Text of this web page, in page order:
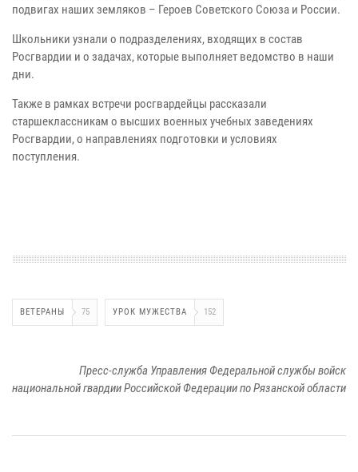
подвигах наших земляков – Героев Советского Союза и России.
Школьники узнали о подразделениях, входящих в состав
Росгвардии и о задачах, которые выполняет ведомство в наши
дни.
Также в рамках встречи росгвардейцы рассказали
старшеклассникам о высших военных учебных заведениях
Росгвардии, о направлениях подготовки и условиях
поступления.
ВЕТЕРАНЫ 75 УРОК МУЖЕСТВА 152
Пресс-служба Управления Федеральной службы войск
национальной гвардии Российской Федерации по Рязанской области